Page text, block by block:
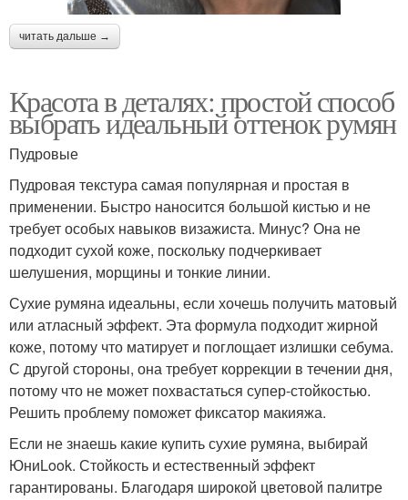
читать дальше →
Красота в деталях: простой способ
выбрать идеальный оттенок румян
Пудровые
Пудровая текстура самая популярная и простая в
применении. Быстро наносится большой кистью и не
требует особых навыков визажиста. Минус? Она не
подходит сухой коже, поскольку подчеркивает
шелушения, морщины и тонкие линии.
Сухие румяна идеальны, если хочешь получить матовый
или атласный эффект. Эта формула подходит жирной
коже, потому что матирует и поглощает излишки себума.
С другой стороны, она требует коррекции в течении дня,
потому что не может похвастаться супер-стойкостью.
Решить проблему поможет фиксатор макияжа.
Если не знаешь какие купить сухие румяна, выбирай
ЮниLook. Стойкость и естественный эффект
гарантированы. Благодаря широкой цветовой палитре